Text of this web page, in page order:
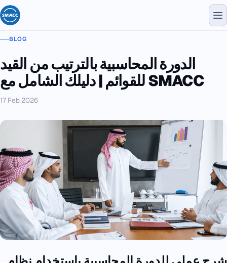
BLOG
الدورة المحاسبية بالترتيب من القيد
للقوائم | دليلك الشامل مع SMACC
17 Feb 2026